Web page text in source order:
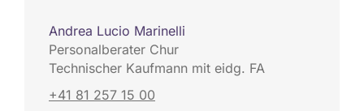
Andrea Lucio Marinelli
Personalberater Chur
Technischer Kaufmann mit eidg. FA
+41 81 257 15 00